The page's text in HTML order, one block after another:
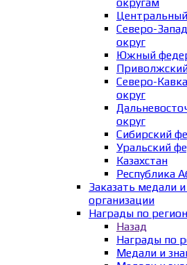
Северо-
округ
Южный
Северо-
округ
округ
Сибирский
Уральский
Казахстан
Республика
Заказать медали
организации
Награды по
Назад
Награды по
Медали и